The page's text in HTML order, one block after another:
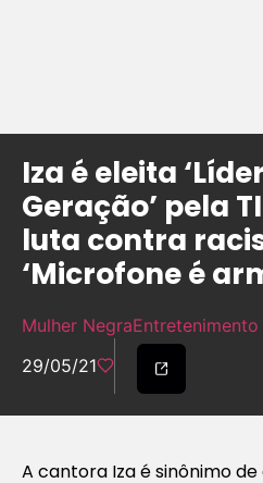
Iza é eleita
Geração’ pela
luta contra
‘Microfone é
Mulher NegraEntretenimento
29/05/21
A cantora Iza é sinônimo